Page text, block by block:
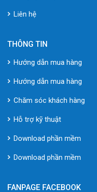
Liên hệ
THÔNG TIN
Hướng dẫn mua hàng
Hướng dẫn mua hàng
Chăm sóc khách hàng
Hỗ trợ kỹ thuật
Download phần mềm
Download phần mềm
FANPAGE FACEBOOK